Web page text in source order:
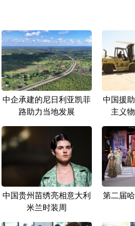
中企承建的尼日利亚凯菲
路助力当地发展
中国援
主义
中国贵州苗绣亮相意大利
米兰时装周
第二届